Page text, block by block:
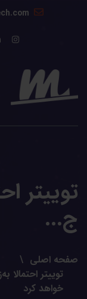
توییتر
ج...
صفحه اصلی
توییتر
خواهد کرد